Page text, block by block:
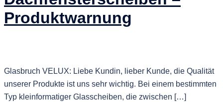
Produktwarnung
Glasbruch VELUX: Liebe Kundin, lieber Kunde, die Qualität
unserer Produkte ist uns sehr wichtig. Bei einem bestimmten
Typ kleinformatiger Glasscheiben, die zwischen […]